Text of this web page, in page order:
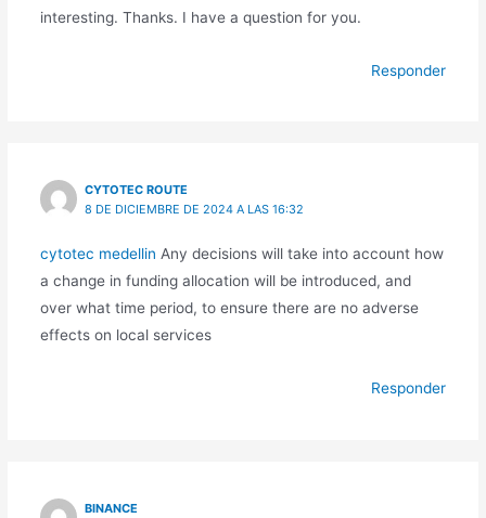
interesting. Thanks. I have a question for you.
Responder
CYTOTEC ROUTE
8 DE DICIEMBRE DE 2024 A LAS 16:32
cytotec medellin Any decisions will take into account how
a change in funding allocation will be introduced, and
over what time period, to ensure there are no adverse
effects on local services
Responder
BINANCE